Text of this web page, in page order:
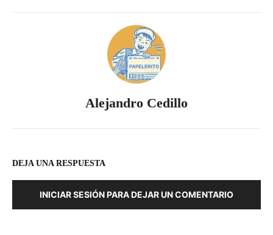
Alejandro Cedillo
DEJA UNA RESPUESTA
INICIAR SESIÓN PARA DEJAR UN COMENTARIO